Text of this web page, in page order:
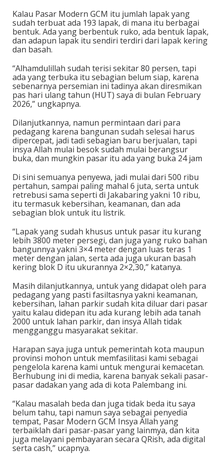
Kalau Pasar Modern GCM itu jumlah lapak yang
sudah terbuat ada 193 lapak, di mana itu berbagai
bentuk. Ada yang berbentuk ruko, ada bentuk lapak,
dan adapun lapak itu sendiri terdiri dari lapak kering
dan basah.
“Alhamdulillah sudah terisi sekitar 80 persen, tapi
ada yang terbuka itu sebagian belum siap, karena
sebenarnya persemian ini tadinya akan diresmikan
pas hari ulang tahun (HUT) saya di bulan February
2026,” ungkapnya.
Dilanjutkannya, namun permintaan dari para
pedagang karena bangunan sudah selesai harus
dipercepat, jadi tadi sebagian baru berjualan, tapi
insya Allah mulai besok sudah mulai berangsur
buka, dan mungkin pasar itu ada yang buka 24 jam
Di sini semuanya penyewa, jadi mulai dari 500 ribu
pertahun, sampai paling mahal 6 juta, serta untuk
retrebusi sama seperti di Jakabaring yakni 10 ribu,
itu termasuk kebersihan, keamanan, dan ada
sebagian blok untuk itu listrik.
“Lapak yang sudah khusus untuk pasar itu kurang
lebih 3800 meter persegi, dan juga yang ruko bahan
bangunnya yakni 3×4 meter dengan luas teras 1
meter dengan jalan, serta ada juga ukuran basah
kering blok D itu ukurannya 2×2,30,” katanya.
Masih dilanjutkannya, untuk yang didapat oleh para
pedagang yang pasti fasiltasnya yakni keamanan,
kebersihan, lahan parkir sudah kita diluar dari pasar
yaitu kalau didepan itu ada kurang lebih ada tanah
2000 untuk lahan parkir, dan insya Allah tidak
mengganggu masyarakat sekitar.
Harapan saya juga untuk pemerintah kota maupun
provinsi mohon untuk memfasilitasi kami sebagai
pengelola karena kami untuk mengurai kemacetan.
Berhubung ini di media, karena banyak sekali pasar-
pasar dadakan yang ada di kota Palembang ini.
“Kalau masalah beda dan juga tidak beda itu saya
belum tahu, tapi namun saya sebagai penyedia
tempat, Pasar Modern GCM Insya Allah yang
terbaiklah dari pasar-pasar yang lainmya, dan kita
juga melayani pembayaran secara QRish, ada digital
serta cash,” ucapnya.